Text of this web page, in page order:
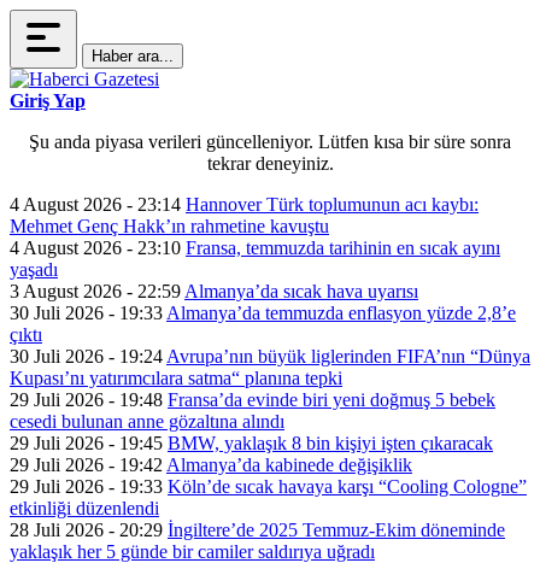
Haber ara...
Giriş Yap
Şu anda piyasa verileri güncelleniyor. Lütfen kısa bir süre sonra
tekrar deneyiniz.
4 August 2026 - 23:14 Hannover Türk toplumunun acı kaybı:
Mehmet Genç Hakk’ın rahmetine kavuştu
4 August 2026 - 23:10 Fransa, temmuzda tarihinin en sıcak ayını
yaşadı
3 August 2026 - 22:59 Almanya’da sıcak hava uyarısı
30 Juli 2026 - 19:33 Almanya’da temmuzda enflasyon yüzde 2,8’e
çıktı
30 Juli 2026 - 19:24 Avrupa’nın büyük liglerinden FIFA’nın “Dünya
Kupası’nı yatırımcılara satma“ planına tepki
29 Juli 2026 - 19:48 Fransa’da evinde biri yeni doğmuş 5 bebek
cesedi bulunan anne gözaltına alındı
29 Juli 2026 - 19:45 BMW, yaklaşık 8 bin kişiyi işten çıkaracak
29 Juli 2026 - 19:42 Almanya’da kabinede değişiklik
29 Juli 2026 - 19:33 Köln’de sıcak havaya karşı “Cooling Cologne”
etkinliği düzenlendi
28 Juli 2026 - 20:29 İngiltere’de 2025 Temmuz-Ekim döneminde
yaklaşık her 5 günde bir camiler saldırıya uğradı